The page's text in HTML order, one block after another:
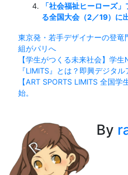
「社会福祉ヒーローズ
る全国大会（2／19）に
投
稿
ナ
ゲ
ー
東京発・若手デザイナーの登
組がパリへ
【学生がつくる未来社会】学
『LIMITS』とは？即興デジタ
【ART SPORTS LIMITS 全国
始。
By